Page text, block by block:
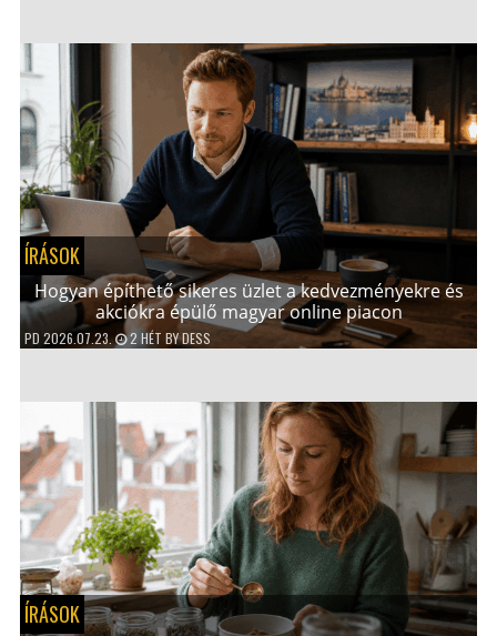
ÍRÁSOK
Hogyan építhető sikeres üzlet a kedvezményekre és
akciókra épülő magyar online piacon
PD 2026.07.23. 2 HÉT BYDESS
ÍRÁSOK